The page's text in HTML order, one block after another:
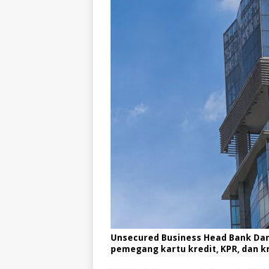
Unsecured Business Head Bank
pemegang kartu kredit, KPR, dan